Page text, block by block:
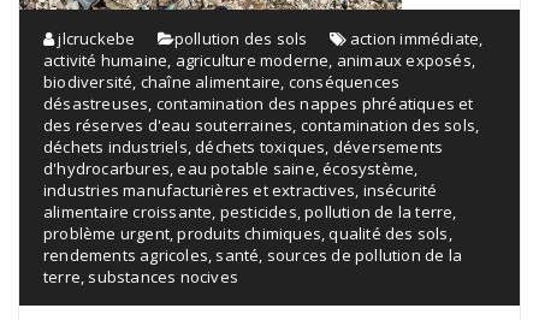
jlcruckebe pollution des sols action immédiate,
activité humaine, agriculture moderne, animaux exposés,
biodiversité, chaîne alimentaire, conséquences
désastreuses, contamination des nappes phréatiques et
des réserves d'eau souterraines, contamination des sols,
déchets industriels,déchets toxiques, déversements
d'hydrocarbures,eau potable saine,écosystème,
industries manufacturières et extractives, insécurité
alimentaire croissante, pesticides,pollution de la terre,
problème urgent,produits chimiques,qualité des sols,
rendements agricoles, santé, sources de pollution de la
terre, substances nocives